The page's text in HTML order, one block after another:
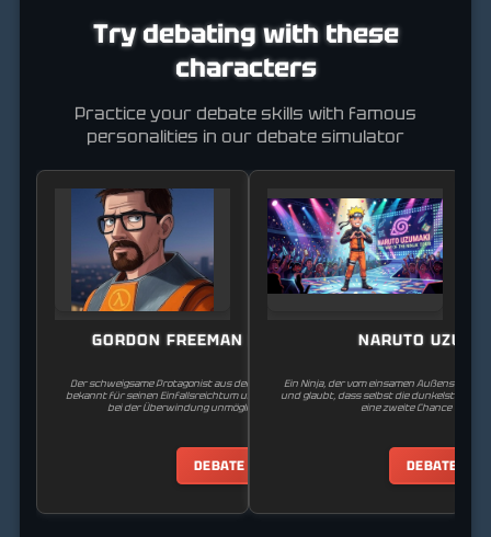
Try debating with these
characters
Practice your debate skills with famous
personalities in our debate simulator
GORDON FREEMAN (HALF-LIFE)
Der schweigsame Protagonist aus der Half-Life-Videospielserie,
bekannt für seinen Einfallsreichtum und seine Entschlossenheit
bei der Überwindung unmöglicher Hindernisse.
DEBATE
NARUTO
Ein Ninja, der vom einsamen Außenseiter
und glaubt, dass selbst die dunkelsten
eine zweite Chance
DEBATE